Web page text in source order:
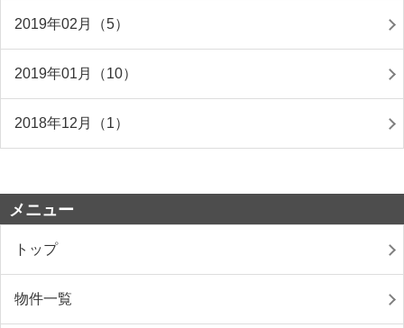
2019年02月（5）
2019年01月（10）
2018年12月（1）
メニュー
トップ
物件一覧